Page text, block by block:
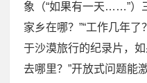
象（“如果有一天……”）
家乡在哪？”“工作几年了
于沙漠旅行的纪录片，
去哪里？”开放式问题能